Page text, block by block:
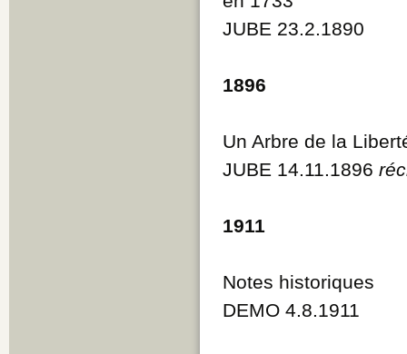
JUBE 23.2.1890
1896
Un Arbre de la
JUBE 14.11.1896
1911
Notes historiques
DEMO 4.8.1911